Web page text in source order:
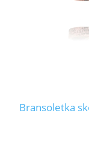
Bransoletka